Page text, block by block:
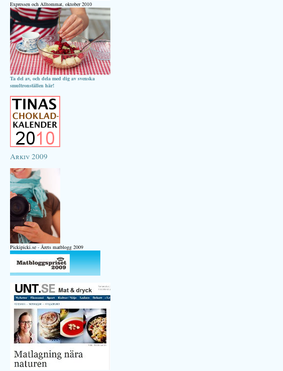
Expressen och Alltommat, oktober 2010
Ta del av, och dela med dig av svenska
smultronställen här!
Arkiv 2009
Pickipicki.se - Årets matblogg 2009